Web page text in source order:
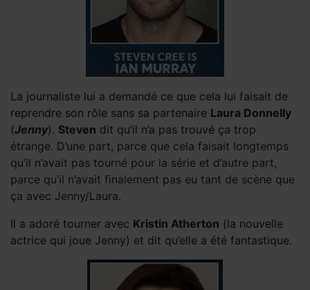
La journaliste lui a demandé ce que cela lui faisait de
reprendre son rôle sans sa partenaire Laura Donnelly
(Jenny). Steven dit qu’il n’a pas trouvé ça trop
étrange. D’une part, parce que cela faisait longtemps
qu’il n’avait pas tourné pour la série et d’autre part,
parce qu’il n’avait finalement pas eu tant de scène que
ça avec Jenny/Laura.
Il a adoré tourner avec Kristin Atherton (la nouvelle
actrice qui joue Jenny) et dit qu’elle a été fantastique.